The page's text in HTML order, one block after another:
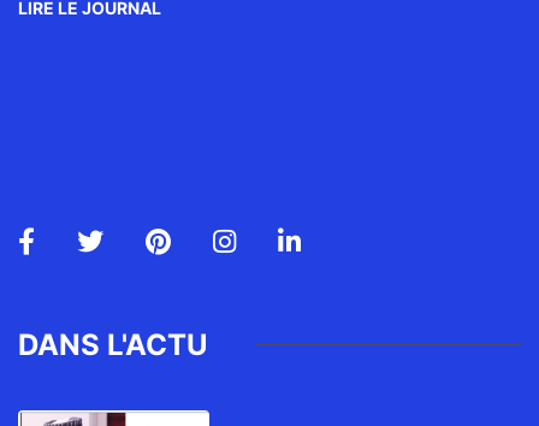
LIRE LE JOURNAL
DANS L'ACTU